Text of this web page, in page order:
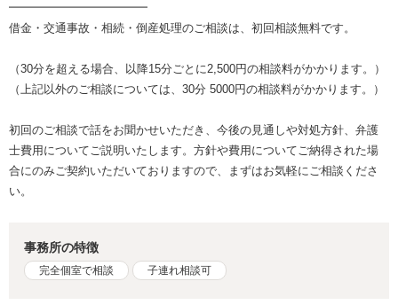
━━━━━━━━━━━━
借金・交通事故・相続・倒産処理のご相談は、初回相談無料です。
（30分を超える場合、以降15分ごとに2,500円の相談料がかかります。）
（上記以外のご相談については、30分 5000円の相談料がかかります。）
初回のご相談で話をお聞かせいただき、今後の見通しや対処方針、弁護
士費用についてご説明いたします。方針や費用についてご納得された場
合にのみご契約いただいておりますので、まずはお気軽にご相談くださ
い。
事務所の特徴
完全個室で相談 子連れ相談可